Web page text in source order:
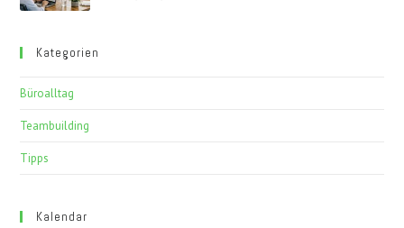
Kategorien
Büroalltag
Teambuilding
Tipps
Kalendar